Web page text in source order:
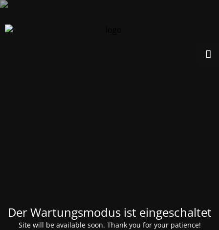
Der Wartungsmodus ist eingeschaltet
Site will be available soon. Thank you for your patience!